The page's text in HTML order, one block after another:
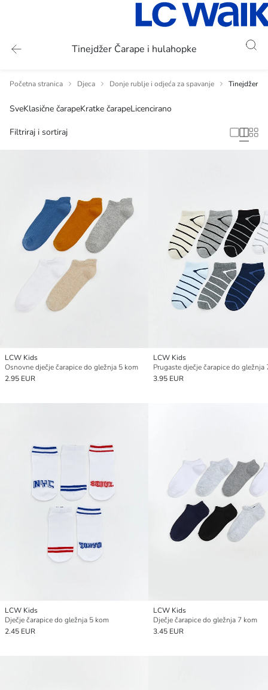
Tinejdžer Čarape i hulahopke
Početna stranica Djeca Donje rublje i odjeća za spavanje Tinejdžer
SveKlasične čarapeKratke čarapeLicencirano
Filtriraj i sortiraj
LCW Kids
Osnovne dječje čarapice do gležnja 5 kom
2.95 EUR
LCW Kids
Prugaste dječje čarapice do gležnja
3.95 EUR
LCW Kids
Dječje čarapice do gležnja 5 kom
2.45 EUR
LCW Kids
Dječje čarapice do gležnja 7 kom
3.45 EUR